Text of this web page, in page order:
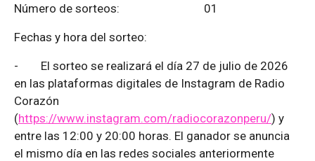
Número de sorteos: 01
Fechas y hora del sorteo:
- El sorteo se realizará el día 27 de julio de 2026
en las plataformas digitales de Instagram de Radio
Corazón
(https://www.instagram.com/radiocorazonperu/) y
entre las 12:00 y 20:00 horas. El ganador se anuncia
el mismo día en las redes sociales anteriormente